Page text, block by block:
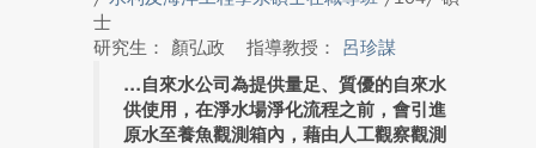
士
研究生： 顏弘政
指導教授： 呂珍謀
自來水公司為提供量足、質優的自來水
供使用，在淨水場淨化流程之前，會引進
原水至養魚觀測箱內，藉由人工觀察觀測